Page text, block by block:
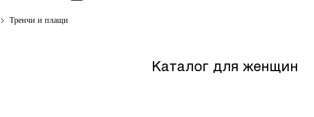
Тренчи и плащи
Каталог для женщин